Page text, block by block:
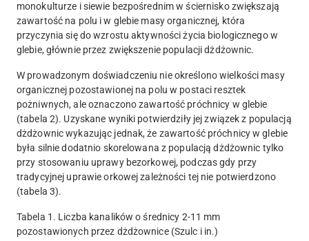
monokulturze i siewie bezpośrednim w ściernisko zwiększają
zawartość na polu i w glebie masy organicznej, która
przyczynia się do wzrostu aktywności życia biologicznego w
glebie, głównie przez zwiększenie populacji dżdżownic.
W prowadzonym doświadczeniu nie określono wielkości masy
organicznej pozostawionej na polu w postaci resztek
pożniwnych, ale oznaczono zawartość próchnicy w glebie
(tabela 2). Uzyskane wyniki potwierdziły jej związek z populacją
dżdżownic wykazując jednak, że zawartość próchnicy w glebie
była silnie dodatnio skorelowana z populacją dżdżownic tylko
przy stosowaniu uprawy bezorkowej, podczas gdy przy
tradycyjnej uprawie orkowej zależności tej nie potwierdzono
(tabela 3).
Tabela 1. Liczba kanalików o średnicy 2-11 mm
pozostawionych przez dżdżownice (Szulc i in.)